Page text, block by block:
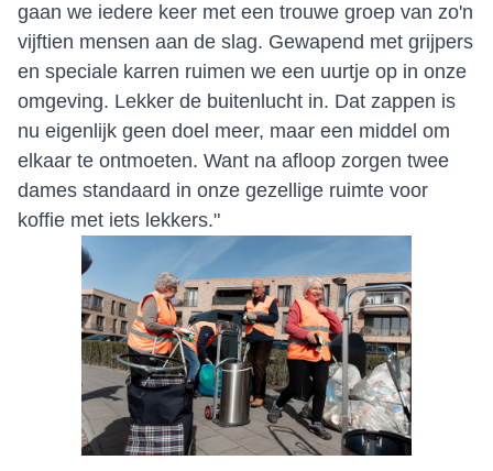
gaan we iedere keer met een trouwe groep van zo'n
vijftien mensen aan de slag. Gewapend met grijpers
en speciale karren ruimen we een uurtje op in onze
omgeving. Lekker de buitenlucht in. Dat zappen is
nu eigenlijk geen doel meer, maar een middel om
elkaar te ontmoeten. Want na afloop zorgen twee
dames standaard in onze gezellige ruimte voor
koffie met iets lekkers."